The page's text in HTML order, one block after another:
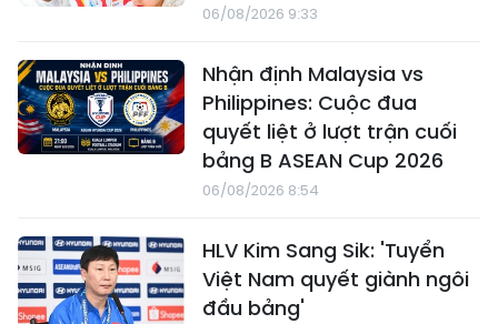
06/08/2026 9:33
Nhận định Malaysia vs
Philippines: Cuộc đua
quyết liệt ở lượt trận cuối
bảng B ASEAN Cup 2026
06/08/2026 8:54
HLV Kim Sang Sik: 'Tuyển
Việt Nam quyết giành ngôi
đầu bảng'